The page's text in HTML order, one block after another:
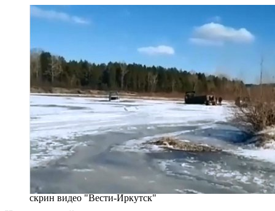
скрин видео "Вести-Иркутск"